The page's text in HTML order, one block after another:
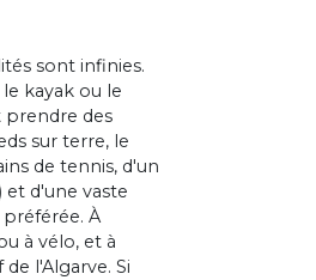
sont infinies.
kayak ou le
prendre des
sur terre, le
de tennis, d'un
d'une vaste
À
à vélo, et à
l'Algarve. Si